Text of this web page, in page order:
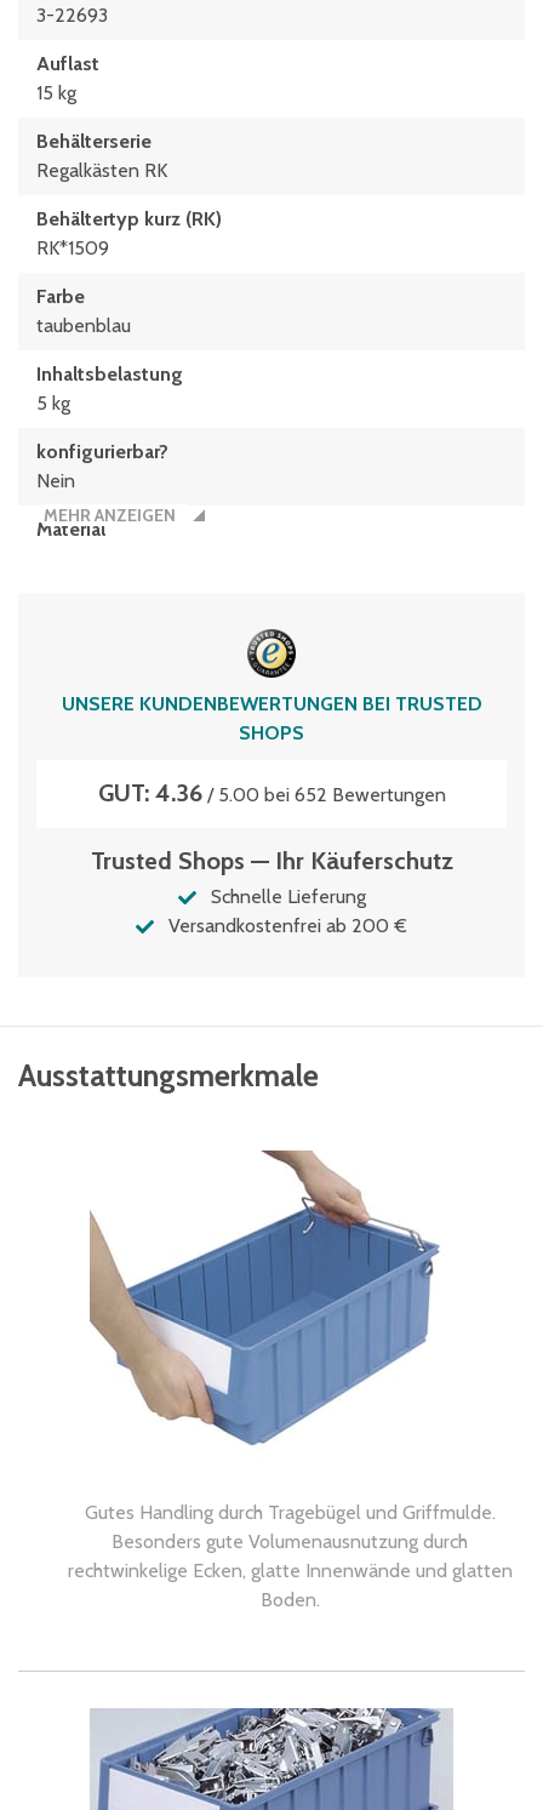
3-22693
Auflast
15 kg
Behälterserie
Regalkästen RK
Behältertyp kurz (RK)
RK*1509
Farbe
taubenblau
Inhaltsbelastung
5 kg
konfigurierbar?
Nein
Material
RK51509
4.9 Liter
MEHR ANZEIGEN
UNSERE KUNDENBEWERTUNGEN BEI TRUSTED
SHOPS
GUT: 4.36/ 5.00 bei 652 Bewertungen
Trusted Shops — Ihr Käuferschutz
Schnelle Lieferung
Versandkostenfrei ab 200 €
Ausstattungsmerkmale
Gutes Handling durch Tragebügel und Griffmulde.
Besonders gute Volumenausnutzung durch
rechtwinkelige Ecken, glatte Innenwände und glatten
Boden.